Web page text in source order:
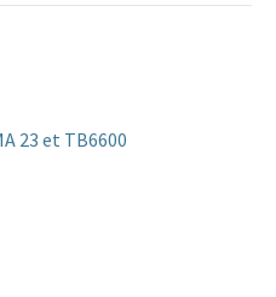
23 et TB6600